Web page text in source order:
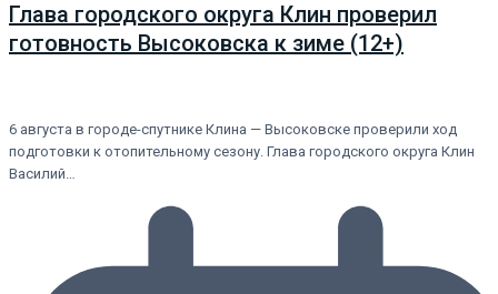
Глава городского округа Клин проверил
готовность Высоковска к зиме (12+)
6 августа в городе-спутнике Клина — Высоковске проверили ход
подготовки к отопительному сезону. Глава городского округа Клин
Василий…